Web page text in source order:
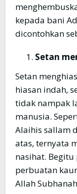
kepada bani
dicontohkan
Setan
Setan
hiasan indah,
tidak nampak
manusia.
Alaihis sallam
atas, ternyata
nasihat.
perbuatan
Allah